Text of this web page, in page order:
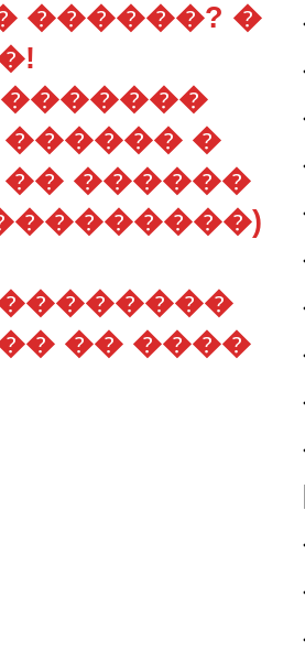
������? �
�
������
�� ����